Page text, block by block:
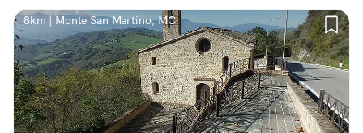
8km | Monte San Martino, MC